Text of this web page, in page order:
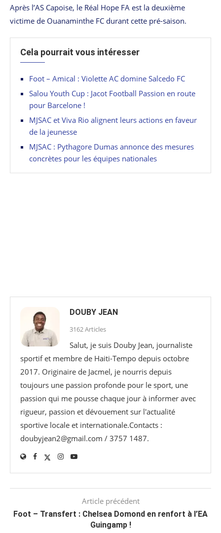
Après l’AS Capoise, le Réal Hope FA est la deuxième
victime de Ouanaminthe FC durant cette pré-saison.
Cela pourrait vous intéresser
Foot – Amical : Violette AC domine Salcedo FC
Salou Youth Cup : Jacot Football Passion en route
pour Barcelone !
MJSAC et Viva Rio alignent leurs actions en faveur
de la jeunesse
MJSAC : Pythagore Dumas annonce des mesures
concrètes pour les équipes nationales
DOUBY JEAN
3162 Articles
Salut, je suis Douby Jean, journaliste
sportif et membre de Haiti-Tempo depuis octobre
2017. Originaire de Jacmel, je nourris depuis
toujours une passion profonde pour le sport, une
passion qui me pousse chaque jour à informer avec
rigueur, passion et dévouement sur l'actualité
sportive locale et internationale.Contacts :
doubyjean2@gmail.com / 3757 1487.
Article précédent
Foot – Transfert : Chelsea Domond en renfort à l’EA
Guingamp !